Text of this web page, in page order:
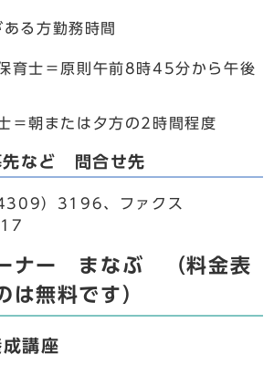
る方勤務時間
育士＝原則午前8時45分から午後
＝朝または夕方の2時間程度
先など 問合せ先
）3196、ファクス
ナー まなぶ （料金表
は無料です）
講座